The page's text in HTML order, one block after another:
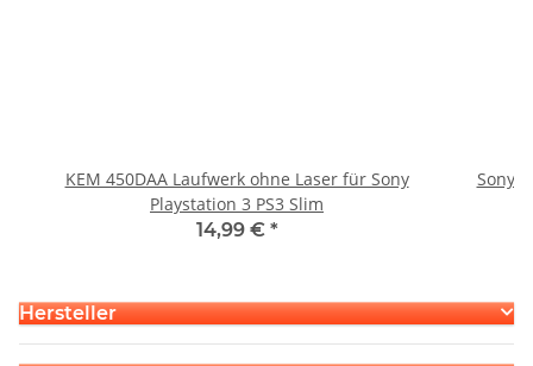
KEM 450DAA Laufwerk ohne Laser für Sony
Playstation 3 PS3 Slim
14,99 € *
Sony
Hersteller